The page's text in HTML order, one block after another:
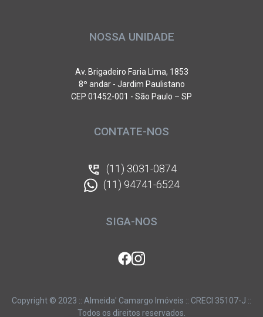
NOSSA UNIDADE
Av. Brigadeiro Faria Lima, 1853
8º andar - Jardim Paulistano
CEP 01452-001 - São Paulo – SP
CONTATE-NOS
(11) 3031-0874
(11) 94741-6524
SIGA-NOS
Copyright © 2023 :: Almeida' Camargo Imóveis :: CRECI 35107-J ::
Todos os direitos reservados.